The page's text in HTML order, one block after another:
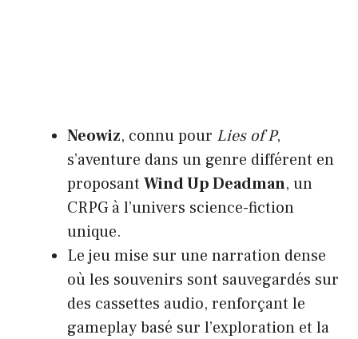
Neowiz, connu pour Lies of P,
s’aventure dans un genre différent en
proposant Wind Up Deadman, un
CRPG à l’univers science-fiction
unique.
Le jeu mise sur une narration dense
où les souvenirs sont sauvegardés sur
des cassettes audio, renforçant le
gameplay basé sur l’exploration et la